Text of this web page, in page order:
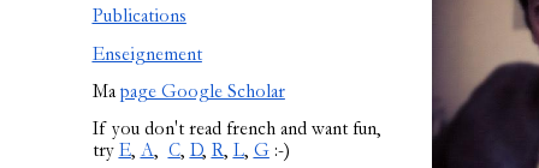
Publications
Enseignement
Ma page Google Scholar
If you don't read french and want fun,
try E, A, C, D, R, L, G:-)